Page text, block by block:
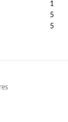
1
5
5